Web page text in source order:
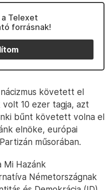
Telexet
forrásnak!
követett el
10 ezer tagja, azt
bűnt követett volna el
elnöke, európai
műsorában.
Mi Hazánk
Németországnak